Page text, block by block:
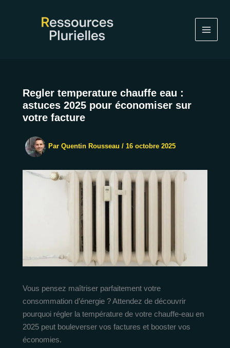
Regler temperature chauffe eau :
astuces 2025 pour économiser sur
votre facture
Par Quentin Rousseau / 16 octobre 2025
Vous pensez maîtriser parfaitement votre
consommation d’énergie ? Attendez de découvrir
pourquoi régler la température de votre chauffe-eau en
2025 peut bouleverser vos factures et booster vos
économies.